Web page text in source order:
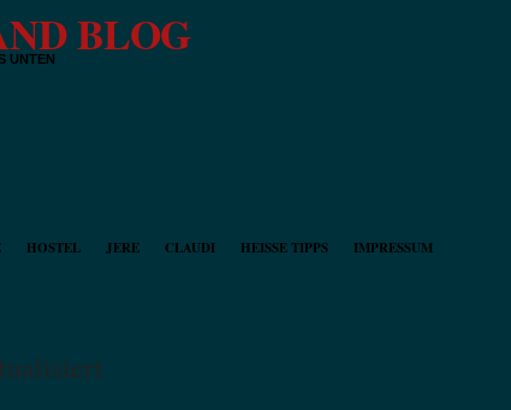
BLOG
UNTEN
HOSTEL JERE CLAUDI HEISSE TIPPS IMPRESSUM